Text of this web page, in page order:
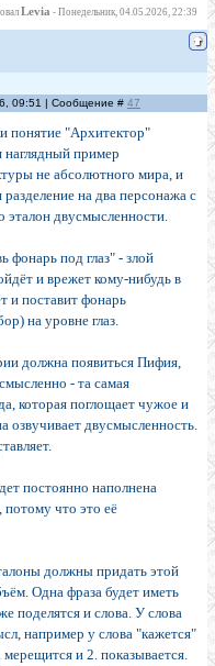
Levia - Понедельник, 04.05.2026, 22:39
09:51 | Сообщение # 47
понятие "Архитектор"
наглядный пример
не абсолютного мира, и
разделение на два персонажа с
эталон двусмысленности.
фонарь под глаз" - злой
и врежет кому-нибудь в
и поставит фонарь
на уровне глаз.
должна появиться Пифия,
- та самая
которая поглощает чужое и
озвучивает двусмысленность.
постоянно наполнена
что это её
должны придать этой
Одна фраза будет иметь
поделятся и слова. У слова
например у слова "кажется"
мерещится и 2. показывается.